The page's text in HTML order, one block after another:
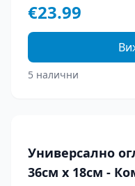
€23.99
5 налични
Универсално
36см х 18см -